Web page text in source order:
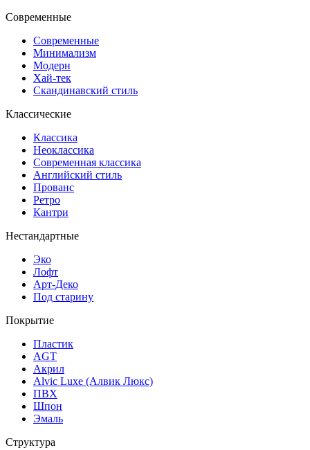
Современные
Современные
Минимализм
Модерн
Хай-тек
Скандинавский стиль
Классические
Классика
Неоклассика
Современная классика
Английский стиль
Прованс
Ретро
Кантри
Нестандартные
Эко
Лофт
Арт-Деко
Под старину
Покрытие
Пластик
AGT
Акрил
Alvic Luxe (Алвик Люкс)
ПВХ
Шпон
Эмаль
Структура